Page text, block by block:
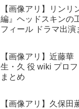
【画像アリ】リンリ
編』ヘッドスキンの
フィール ドラマ出演
【画像アリ】近藤華
生・久 役 wiki プロ
まとめ
【画像アリ】久保田